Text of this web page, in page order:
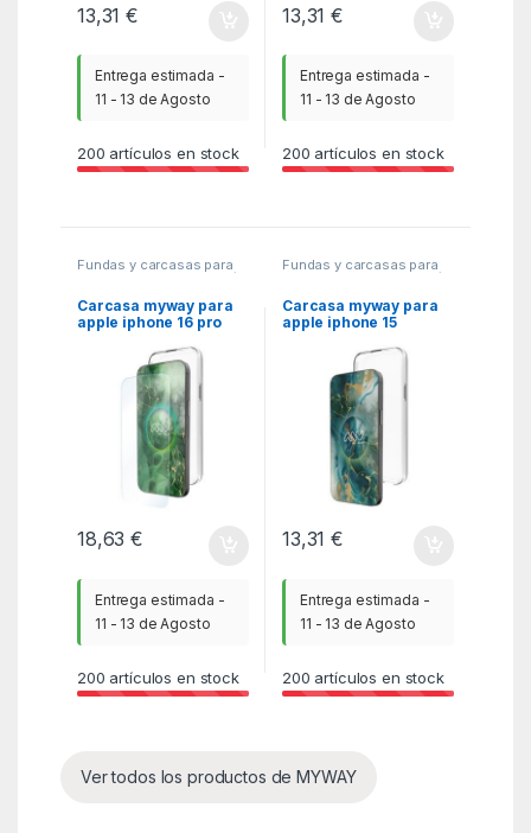
13,31€
Entrega estimada -
11 - 13 de Agosto
200 artículos en stock
13,31€
Entrega estimada -
11 - 13 de Agosto
200 artículos en stock
Fundas y carcasas para
, Telefonía
Carcasa myway para
apple iphone 16 pro
protector pantalla
cristal templado
18,63€
Entrega estimada -
11 - 13 de Agosto
200 artículos en stock
Fundas y carcasas para
, Telefonía
Carcasa myway para
apple iphone 15
13,31€
Entrega estimada -
11 - 13 de Agosto
200 artículos en stock
Ver todos los productos de MYWAY